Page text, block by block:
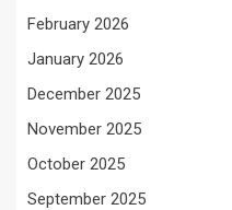
February 2026
January 2026
December 2025
November 2025
October 2025
September 2025